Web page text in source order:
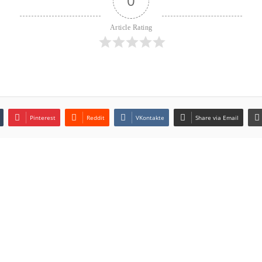
Article Rating
Pinterest Reddit VKontakte Share via Email